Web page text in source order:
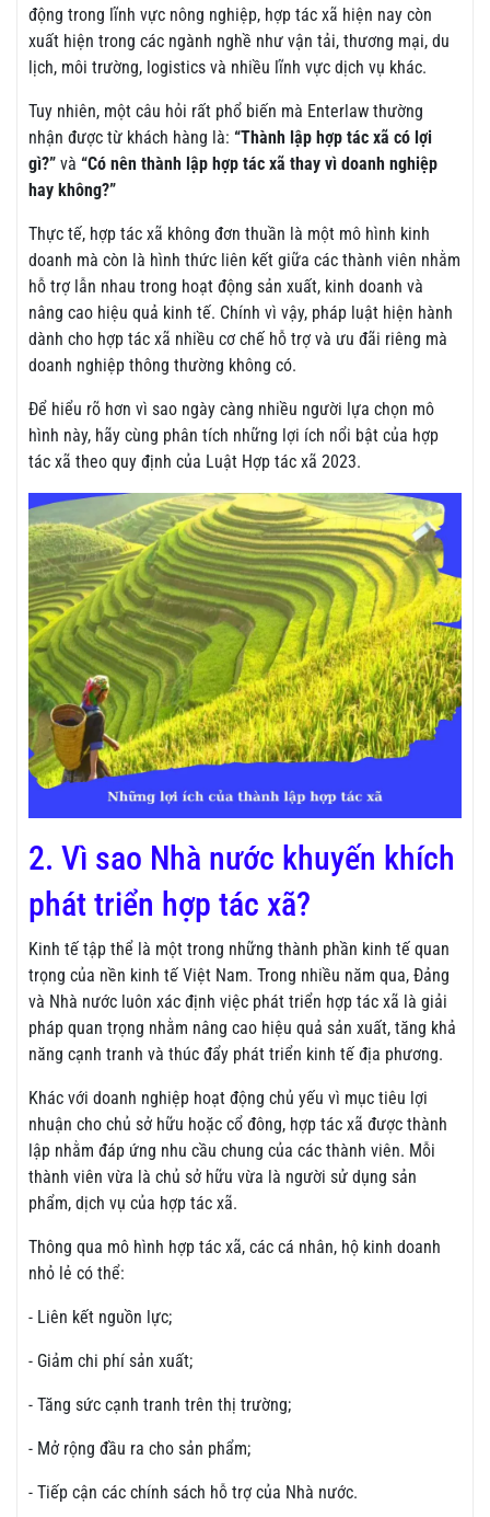
động trong lĩnh vực nông nghiệp, hợp tác xã hiện nay còn
xuất hiện trong các ngành nghề như vận tải, thương mại, du
lịch, môi trường, logistics và nhiều lĩnh vực dịch vụ khác.
Tuy nhiên, một câu hỏi rất phổ biến mà Enterlaw thường
nhận được từ khách hàng là: “Thành lập hợp tác xã có lợi
gì?” và “Có nên thành lập hợp tác xã thay vì doanh nghiệp
hay không?”
Thực tế, hợp tác xã không đơn thuần là một mô hình kinh
doanh mà còn là hình thức liên kết giữa các thành viên nhằm
hỗ trợ lẫn nhau trong hoạt động sản xuất, kinh doanh và
nâng cao hiệu quả kinh tế. Chính vì vậy, pháp luật hiện hành
dành cho hợp tác xã nhiều cơ chế hỗ trợ và ưu đãi riêng mà
doanh nghiệp thông thường không có.
Để hiểu rõ hơn vì sao ngày càng nhiều người lựa chọn mô
hình này, hãy cùng phân tích những lợi ích nổi bật của hợp
tác xã theo quy định của Luật Hợp tác xã 2023.
2. Vì sao Nhà nước khuyến khích
phát triển hợp tác xã?
Kinh tế tập thể là một trong những thành phần kinh tế quan
trọng của nền kinh tế Việt Nam. Trong nhiều năm qua, Đảng
và Nhà nước luôn xác định việc phát triển hợp tác xã là giải
pháp quan trọng nhằm nâng cao hiệu quả sản xuất, tăng khả
năng cạnh tranh và thúc đẩy phát triển kinh tế địa phương.
Khác với doanh nghiệp hoạt động chủ yếu vì mục tiêu lợi
nhuận cho chủ sở hữu hoặc cổ đông, hợp tác xã được thành
lập nhằm đáp ứng nhu cầu chung của các thành viên. Mỗi
thành viên vừa là chủ sở hữu vừa là người sử dụng sản
phẩm, dịch vụ của hợp tác xã.
Thông qua mô hình hợp tác xã, các cá nhân, hộ kinh doanh
nhỏ lẻ có thể:
- Liên kết nguồn lực;
- Giảm chi phí sản xuất;
- Tăng sức cạnh tranh trên thị trường;
- Mở rộng đầu ra cho sản phẩm;
- Tiếp cận các chính sách hỗ trợ của Nhà nước.